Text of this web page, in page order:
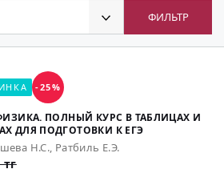
ФИЛЬТР
-25%
ПОЛНЫЙ КУРС В ТАБЛИЦАХ И
ДЛЯ ПОДГОТОВКИ К ЕГЭ
Н.С., Ратбиль Е.Э.
тг